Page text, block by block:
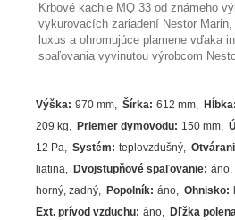
Krbové kachle MQ 33 od známeho
vykurovacích zariadení Nestor
luxus a ohromujúce plamene vďaka
spaľovania vyvinutou výrobcom
Výška: 970 mm Šírka: 612 mm Hĺbka:
209 kg
Priemer dymovodu: 150 mm
12 Pa
Systém: teplovzdušný
liatina
Dvojstupňové spaľovanie: áno
horný, zadný
Popolník: áno Ohnisko:
Ext. prívod vzduchu: áno Dľžka